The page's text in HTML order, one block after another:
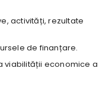
activități, rezultate
de finanțare.
viabilității economice a